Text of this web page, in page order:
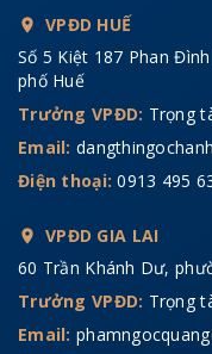
VPĐD HUẾ
Số 5 Kiệt 187 Phan
phố Huế
Trưởng VPĐD: Trọng
Email:
Điện thoại:0913 495
VPĐD GIA LAI
60 Trần Khánh Dư,
Trưởng VPĐD: Trọng
Email: